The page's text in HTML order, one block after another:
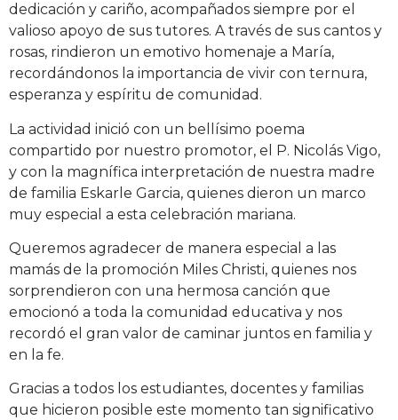
dedicación y cariño, acompañados siempre por el
valioso apoyo de sus tutores. A través de sus cantos y
rosas, rindieron un emotivo homenaje a María,
recordándonos la importancia de vivir con ternura,
esperanza y espíritu de comunidad.
La actividad inició con un bellísimo poema
compartido por nuestro promotor, el P. Nicolás Vigo,
y con la magnífica interpretación de nuestra madre
de familia Eskarle Garcia, quienes dieron un marco
muy especial a esta celebración mariana.
Queremos agradecer de manera especial a las
mamás de la promoción Miles Christi, quienes nos
sorprendieron con una hermosa canción que
emocionó a toda la comunidad educativa y nos
recordó el gran valor de caminar juntos en familia y
en la fe.
Gracias a todos los estudiantes, docentes y familias
que hicieron posible este momento tan significativo